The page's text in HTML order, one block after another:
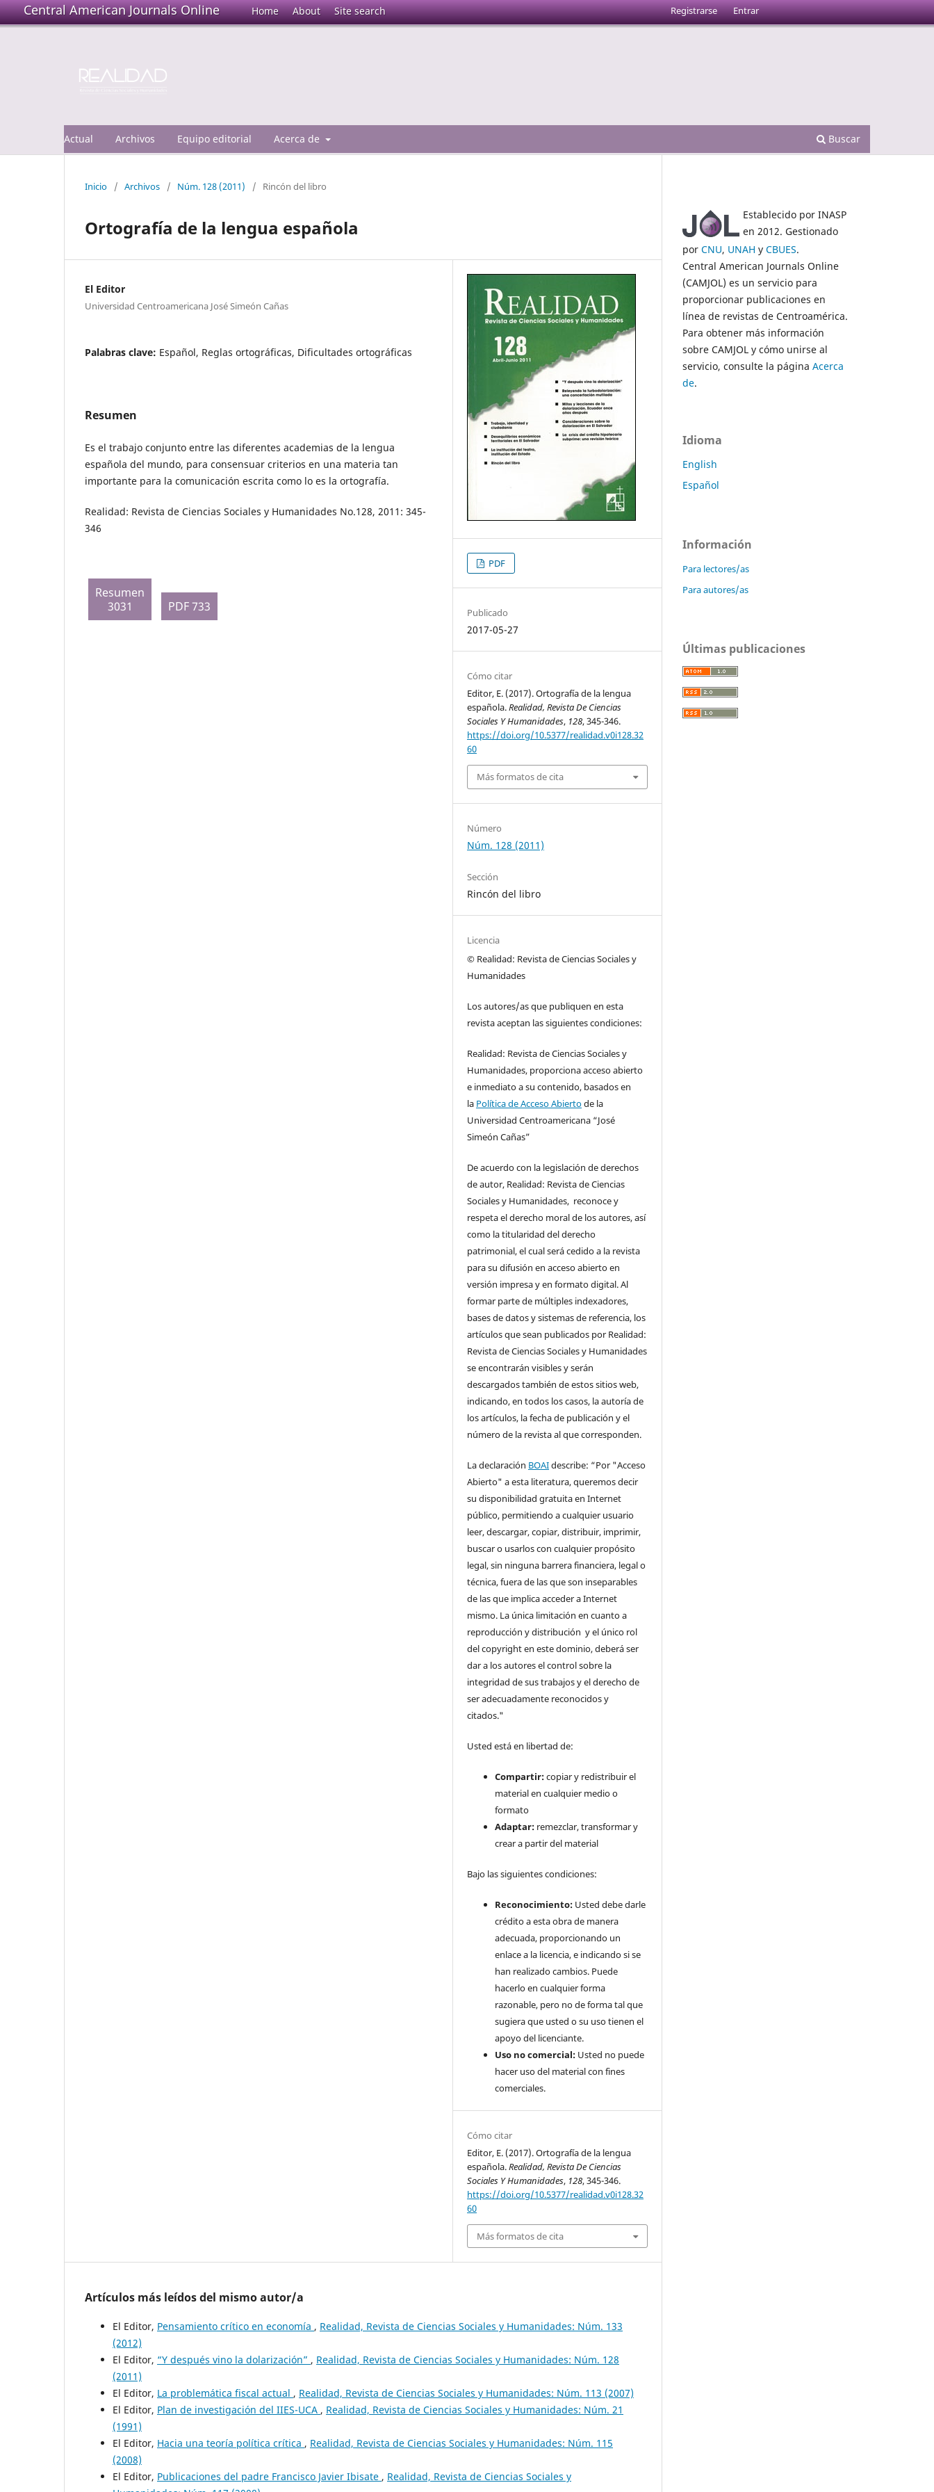
Central American Journals Online Home About Site search
Actual Archivos Equipo editorial Acerca de Buscar
Registrarse Entrar
Inicio / Archivos / Núm. 128 (2011) / Rincón del libro
Ortografía de la lengua española
El Editor
Universidad Centroamericana José Simeón Cañas
Palabras clave: Español, Reglas ortográficas, Dificultades ortográficas
Resumen
Es el trabajo conjunto entre las diferentes academias de la lengua
española del mundo, para consensuar criterios en una materia tan
importante para la comunicación escrita como lo es la ortografía.
Realidad: Revista de Ciencias Sociales y Humanidades No.128, 2011: 345-
346
Resumen
3031
PDF 733
PDF
Publicado
2017-05-27
Cómo citar
Editor, E. (2017). Ortografía de la lengua
española.Realidad, Revista De Ciencias
Sociales Y Humanidades, 128, 345-346.
https://doi.org/10.5377/realidad.v0i128.32
60
Más formatos de cita
Número
Núm. 128 (2011)
Sección
Rincón del libro
Licencia
© Realidad: Revista de Ciencias Sociales y
Humanidades
Los autores/as que publiquen en esta
revista aceptan las siguientes condiciones:
Realidad: Revista de Ciencias Sociales y
Humanidades, proporciona acceso abierto
e inmediato a su contenido, basados en
la Política de Acceso Abiertode la
Universidad Centroamericana “José
Simeón Cañas”
De acuerdo con la legislación de derechos
de autor, Realidad: Revista de Ciencias
Sociales y Humanidades, reconoce y
respeta el derecho moral de los autores, así
como la titularidad del derecho
patrimonial, el cual será cedido a la revista
para su difusión en acceso abierto en
versión impresa y en formato digital. Al
formar parte de múltiples indexadores,
bases de datos y sistemas de referencia, los
artículos que sean publicados por Realidad:
Revista de Ciencias Sociales y Humanidades
se encontrarán visibles y serán
descargados también de estos sitios web,
indicando, en todos los casos, la autoría de
los artículos, la fecha de publicación y el
número de la revista al que corresponden.
La declaración BOAIdescribe: “Por "Acceso
Abierto" a esta literatura, queremos decir
su disponibilidad gratuita en Internet
público, permitiendo a cualquier usuario
leer, descargar, copiar, distribuir, imprimir,
buscar o usarlos con cualquier propósito
legal, sin ninguna barrera financiera, legal o
técnica, fuera de las que son inseparables
de las que implica acceder a Internet
mismo. La única limitación en cuanto a
reproducción y distribución y el único rol
del copyright en este dominio, deberá ser
dar a los autores el control sobre la
integridad de sus trabajos y el derecho de
ser adecuadamente reconocidos y
citados."
Usted está en libertad de:
Compartir:copiar y redistribuir el
material en cualquier medio o
formato
Adaptar: remezclar, transformar y
crear a partir del material
Bajo las siguientes condiciones:
Reconocimiento: Usted debe darle
crédito a esta obra de manera
adecuada, proporcionando un
enlace a la licencia, e indicando si se
han realizado cambios. Puede
hacerlo en cualquier forma
razonable, pero no de forma tal que
sugiera que usted o su uso tienen el
apoyo del licenciante.
Uso no comercial: Usted no puede
hacer uso del material con fines
comerciales.
Cómo citar
Editor, E. (2017). Ortografía de la lengua
española.Realidad, Revista De Ciencias
Sociales Y Humanidades, 128, 345-346.
https://doi.org/10.5377/realidad.v0i128.32
60
Más formatos de cita
Artículos más leídos del mismo autor/a
El Editor, Pensamiento crítico en economía , Realidad, Revista de Ciencias Sociales y Humanidades: Núm. 133
(2012)
El Editor, “Y después vino la dolarización” , Realidad, Revista de Ciencias Sociales y Humanidades: Núm. 128
(2011)
El Editor, La problemática fiscal actual , Realidad, Revista de Ciencias Sociales y Humanidades: Núm. 113 (2007)
El Editor, Plan de investigación del IIES-UCA , Realidad, Revista de Ciencias Sociales y Humanidades: Núm. 21
(1991)
El Editor, Hacia una teoría política crítica , Realidad, Revista de Ciencias Sociales y Humanidades: Núm. 115
(2008)
El Editor, Publicaciones del padre Francisco Javier Ibisate , Realidad, Revista de Ciencias Sociales y
Establecido por INASP
en 2012. Gestionado
por CNU, UNAH y CBUES.
Central American Journals Online
(CAMJOL) es un servicio para
proporcionar publicaciones en
línea de revistas de Centroamérica.
Para obtener más información
sobre CAMJOL y cómo unirse al
servicio, consulte la página Acerca
de.
Idioma
English
Español
Información
Para lectores/as
Para autores/as
Últimas publicaciones